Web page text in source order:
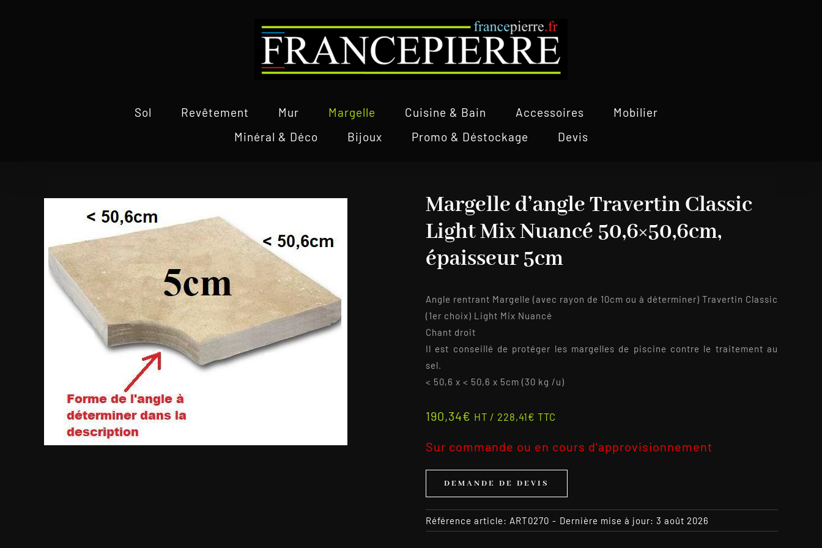
Sol Revêtement Mur Margelle Cuisine & Bain Accessoires
Mobilier
Minéral & Déco
Bijoux Promo & Déstockage Devis
Margelle d’angle Travertin Classic
Light Mix Nuancé 50,6×50,6cm,
épaisseur 5cm
Angle rentrant Margelle (avec rayon de 10cm ou à déterminer) Travertin Classic
(1er choix) Light Mix Nuancé
Chant droit
Il est conseillé de protéger les margelles de piscine contre le traitement au
sel.
< 50,6 x < 50,6 x 5cm (30 kg /u)
190,34€ HT / 228,41€ TTC
Sur commande ou en cours d'approvisionnement
DEMANDE DE DEVIS
Référence article: ART0270 - Dernière mise à jour: 3 août 2026